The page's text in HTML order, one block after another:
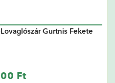
Gurtnis Fekete
Ft